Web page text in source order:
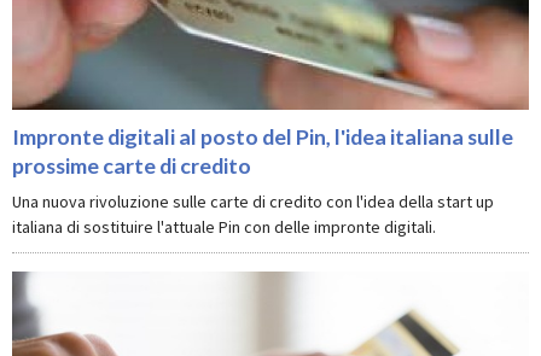
Impronte digitali al posto del Pin, l'idea italiana sulle
prossime carte di credito
Una nuova rivoluzione sulle carte di credito con l'idea della start up
italiana di sostituire l'attuale Pin con delle impronte digitali.